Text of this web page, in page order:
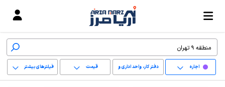
اجاره دفتر کار، واحد اداری و
مطب پزشکی
قیمت فیلترهای بیشتر